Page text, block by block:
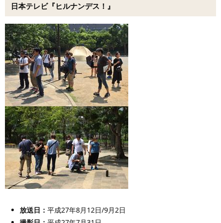
日本テレビ『ヒルナンデス！』
放送日： 平成27年8月12日/9月2日